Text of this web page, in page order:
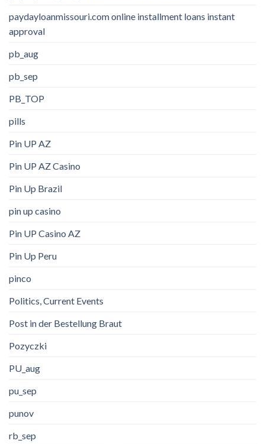
paydayloanmissouri.com online installment loans instant
approval
pb_aug
pb_sep
PB_TOP
pills
Pin UP AZ
Pin UP AZ Casino
Pin Up Brazil
pin up casino
Pin UP Casino AZ
Pin Up Peru
pinco
Politics, Current Events
Post in der Bestellung Braut
Pozyczki
PU_aug
pu_sep
punov
rb_sep